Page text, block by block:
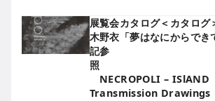
展覧会カタログ＜カタログ
木野衣「夢はなにからでき
記参
NECROPOLI –
Transmission